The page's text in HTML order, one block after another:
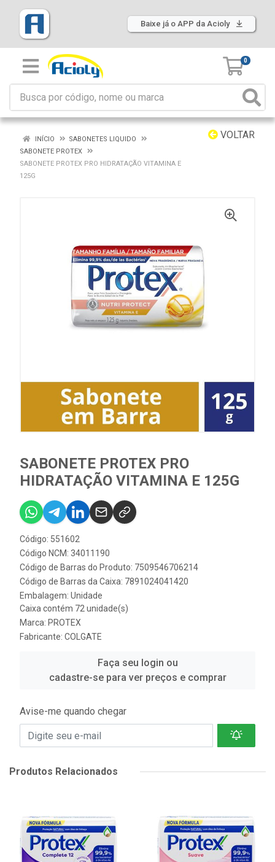
Baixe já o APP da Acioly
0
VOLTAR
INÍCIO
SABONETES LIQUIDO
SABONETE PROTEX
SABONETE PROTEX PRO HIDRATAÇÃO VITAMINA E
125G
SABONETE PROTEX PRO
HIDRATAÇÃO VITAMINA E 125G
Código: 551602
Código NCM: 34011190
Código de Barras do Produto: 7509546706214
Código de Barras da Caixa: 7891024041420
Embalagem: Unidade
Caixa contém 72 unidade(s)
Marca: PROTEX
Fabricante: COLGATE
Faça seu login ou
cadastre-se para ver preços e comprar
Avise-me quando chegar
Produtos Relacionados